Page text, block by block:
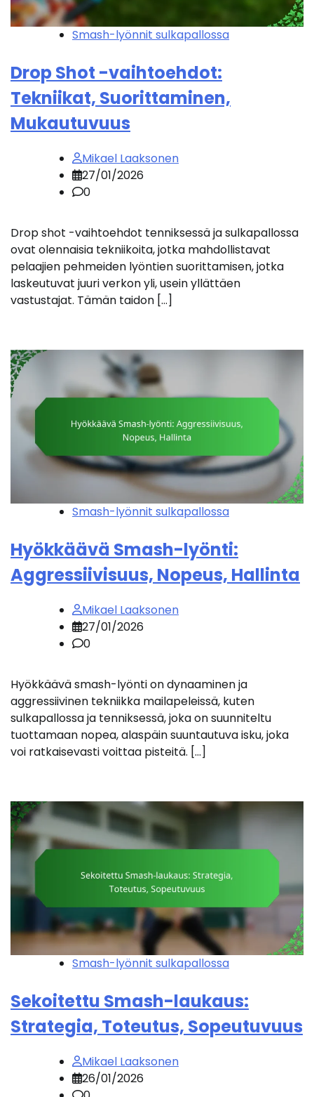
Smash-lyönnit sulkapallossa
Drop Shot -vaihtoehdot:
Tekniikat, Suorittaminen,
Mukautuvuus
Mikael Laaksonen
27/01/2026
0
Drop shot -vaihtoehdot tenniksessä ja sulkapallossa
ovat olennaisia tekniikoita, jotka mahdollistavat
pelaajien pehmeiden lyöntien suorittamisen, jotka
laskeutuvat juuri verkon yli, usein yllättäen
vastustajat. Tämän taidon […]
Smash-lyönnit sulkapallossa
Hyökkäävä Smash-lyönti:
Aggressiivisuus, Nopeus, Hallinta
Mikael Laaksonen
27/01/2026
0
Hyökkäävä smash-lyönti on dynaaminen ja
aggressiivinen tekniikka mailapeleissä, kuten
sulkapallossa ja tenniksessä, joka on suunniteltu
tuottamaan nopea, alaspäin suuntautuva isku, joka
voi ratkaisevasti voittaa pisteitä. […]
Smash-lyönnit sulkapallossa
Sekoitettu Smash-laukaus:
Strategia, Toteutus, Sopeutuvuus
Mikael Laaksonen
26/01/2026